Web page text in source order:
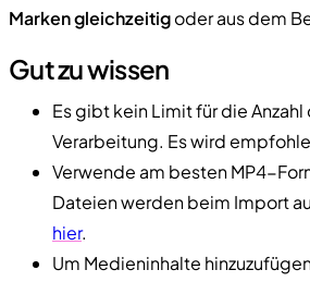
Marken gleichzeitigoder aus dem
Gut zu wissen
Es gibt kein Limit für die
Verarbeitung. Es wird
Verwende am besten MP4-
Dateien werden beim Import
hier.
Um Medieninhalte